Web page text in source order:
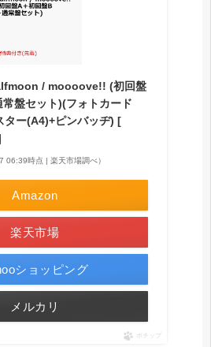
/ moooove!! (初回盤
盤セット)(フォトカード
ター(A4)+ピンバッヂ) [
06:39時点 | 楽天市場調べ）
Amazon
楽天市場
ショッピング
メルカリ
ポチップ